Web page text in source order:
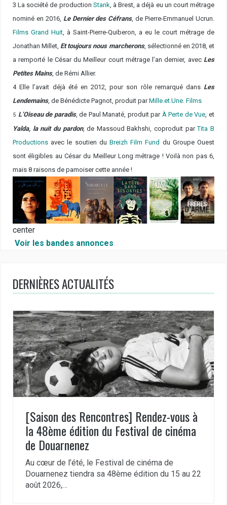
3 La société de production Stank , à Brest, a déjà eu un court métrage
nominé en 2016, Le Dernier des Céfrans, de Pierre-Emmanuel Ucrun.
Films Grand Huit , à Saint-Pierre-Quiberon, a eu le court métrage de
Jonathan Millet, Et toujours nous marcherons, sélectionné en 2018, et
a remporté le César du Meilleur court métrage l’an dernier, avec Les
Petites Mains, de Rémi Allier.
4Elle l’avait déjà été en 2012, pour son rôle remarqué dans Les
Lendemains, de Bénédicte Pagnot, produit parMille.et.Une. Films
5 L’Oiseau de paradis, de Paul Manaté, produit par À Perte de Vue , et
Yalda, la nuit du pardon, de Massoud Bakhshi, coproduit parTita B
Productions avec le soutien du Breizh Film Fund du Groupe Ouest
sont éligibles au César du Meilleur Long métrage ! Voilà non pas 6,
mais 8 raisons de pamoiser cette année !
center
Voir les bandes annonces
DERNIÈRES ACTUALITÉS
[Saison des Rencontres] Rendez-vous à
la 48ème édition du Festival de cinéma
de Douarnenez
Au cœur de l’été, le Festival de cinéma de
Douarnenez tiendra sa 48ème édition du 15 au 22
août 2026,…